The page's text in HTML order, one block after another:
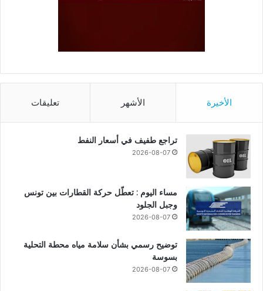
الأخيرة الأشهر تعليقات
تراجع طفيف في أسعار النفط
2026-08-07
مساء اليوم : تعطّل حركة القطارات بين تونس
وجبل الجلود
2026-08-07
توضيح رسمي بشأن سلامة مياه محطة التحلية
بسوسة
2026-08-07